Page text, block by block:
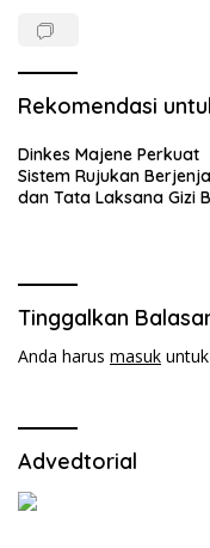
Rekomendasi
Dinkes Majene Perkuat
Sistem Rujukan
dan Tata Laksana Gizi
Tinggalkan
Anda harus masuk
Advedtorial